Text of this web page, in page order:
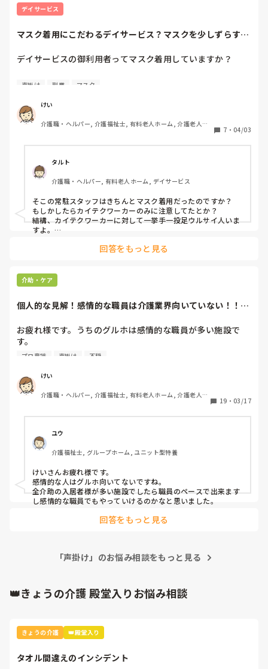
を流しますね。寒くならないように少し手早くいきますね」
「このあと入浴の順番が続くので、〇分くらいを目安にあたた
といったように、少し急いでほしい理由を伝えながら、浴槽の
気持ちが伝わるように心がけました、まだまだ足りてなかった
と思いますが…。施設差が大きいですが、 一対一でゆっくり関
も『あなたを大事に思っています』という気持ちが届けばいい
持って、ですね。 完璧な答えで全然はないのですが、同じよう
に思ってきた者としてコメントさせていただきました。
デイサービス
マスク着用にこだわるデイサービス？マスクを少しずらすの
デイサービスの御利用者ってマスク着用していますか？
先日、カイテクでデイサービスに行ったのですが
マスクを着用していると息が苦しいし、声が籠もる
のでマスクをずらしたり、マスクと鼻に隙間を
空けて（マスクを持ち上げる）声掛けしていたら
「御利用者に感染するのでそれは辞めてください。
しっかりマスクを鼻まで覆って声掛けしてください」と
注意されました。コロナ禍じゃないし5類になったのに
合わせてマスクを少しずらしたりするのはOKでした。
デイサービス、デイケアで働いている皆さんどうですか？
やはりフロアでマスクを少しずらすのはNGですか？
声掛け 副業 マスク
けい
介護職・ヘルパー, 介護福祉士, 有料老人ホーム, 介護老人保
7 ・ 04/03
タルト
介護職・ヘルパー, 有料老人ホーム, デイサービス
そこの常駐スタッフはきちんとマスク着用だったのですか？
もしかしたらカイテクワーカーのみに注意してたとか？
結構、カイテクワーカーに対して一挙手一投足ウルサイ人いま
すよ。
そもそも感染が心配なら外部からのスタッフ呼ばなきゃいいの
利用者もきちんとマスクできてますか？
どの形態の施設でも認知症の利用者はマスクを何度もなくす人
タッフから注意されたいかまってちゃんもいますからね。
またずらしてるとうるさく言われるならそこの稼働をやめても
良いし、ウルサイのが1人、且つシフトを確認できるなら、そ
を別のスタッフから聞いて稼働してた事ありますよ。
あまりにカイテクにキツイと周りもよく思ってない場合もあ
り、気にかけてくれるスタッフもいてありがたいですよ。
回答をもっと見る
介助・ケア
個人的な見解！感情的な職員は介護業界向いていない！！介
お疲れ様です。うちのグルホは感情的な職員が多い施設で
す。
の声掛けが多い。いわゆる声掛けで行動を抑制するスピーチ
ロック。
この業界、働いている施設の形態が向いてないと思うので
御利用者の生活を支える人が、感情的になるってプロとして
どうなのって感じはします。まずは自分の感情がコントロー
ルできるようにしてもらいたい。
感情的に対応した所で、かえって不穏にさせてしまう可能性
プロ意識 声掛け 不穏
けい
介護職・ヘルパー, 介護福祉士, 有料老人ホーム, 介護老人保
19 ・ 03/17
ユウ
介護福祉士, グループホーム, ユニット型特養
けいさんお疲れ様です。
感情的な人はグルホ向いてないですね。
全介助の入居者様が多い施設でしたら職員のペースで出来ます
し感情的な職員でもやっていけるのかなと思いました。
回答をもっと見る
「声掛け」のお悩み相談をもっと見る
👑きょうの介護 殿堂入りお悩み相談
きょうの介護 👑殿堂入り
タオル間違えのインシデント